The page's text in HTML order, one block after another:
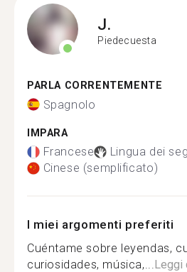
J.
Piedecuesta
PARLA CORRENTEMENTE
Spagnolo
IMPARA
Francese
Lingua dei
Cinese (semplificato)
I miei argomenti preferiti
Cuéntame sobre leyendas,
curiosidades, música,...Leggi